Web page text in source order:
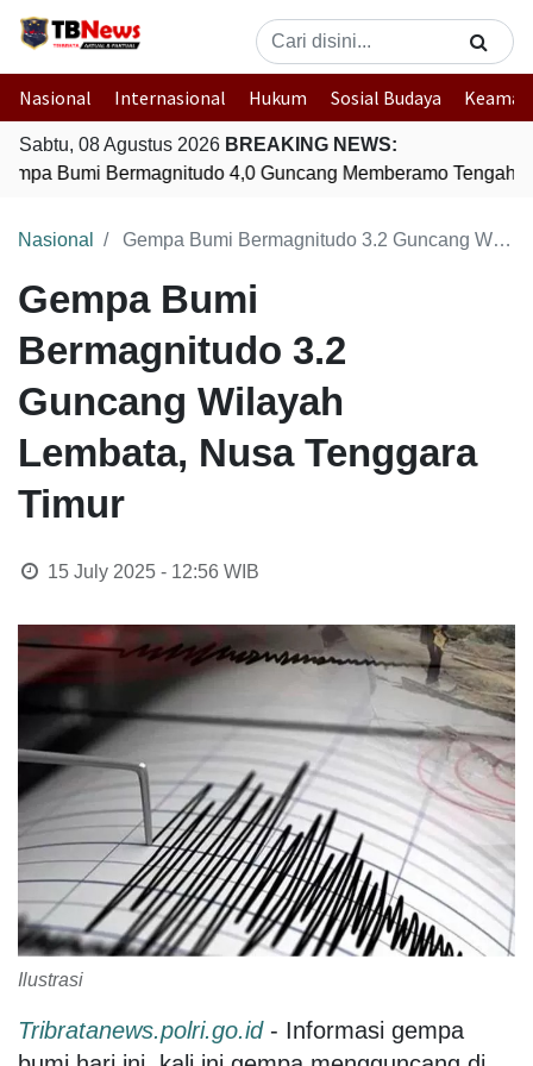
Nasional Internasional Hukum Sosial Budaya
Sabtu, 08 Agustus 2026 BREAKING NEWS:
Bumi Bermagnitudo 4,0 Guncang Memberamo Tengah,
Nasional Gempa Bumi Bermagnitudo 3.2 Guncang Wilayah Lembata, Nusa Tenggara Timur
Gempa Bumi
Bermagnitudo 3.2
Guncang Wilayah
Lembata, Nusa Tenggara
Timur
15 July 2025 - 12:56WIB
Ilustrasi
Tribratanews.polri.go.id- Informasi gempa